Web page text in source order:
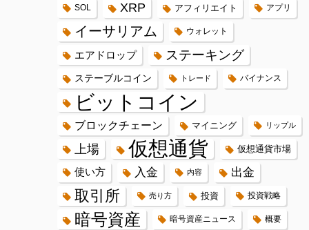
SOL XRP アフィリエイト アプリ
イーサリアム ウォレット
エアドロップ ステーキング
ステーブルコイン トレード バイナンス
ビットコイン
ブロックチェーン マイニング リップル
上場 仮想通貨 仮想通貨市場
使い方 入金 内容 出金
取引所 売り方 投資 投資戦略
暗号資産 暗号資産ニュース 概要